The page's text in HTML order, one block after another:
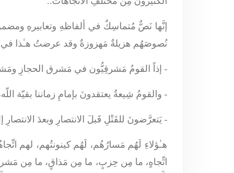
إنَّها نَصٌّ مُتماسِكٌ في ألفاظهِ وتعابيرهِ
نُصوصَهُم هزيلةٌ مَهزوزةٌ وقد عرضتُ هـٰذا في
- إذاً القومُ مَشرقِيُّون في مَشرق الحجازِ
- والقومُ شِيعةٌ يعتقدونَ بإمامِ زماننا بقيّة
- يَتعرَّضونَ للقَتْلِ قَبلَ الانتصارِ وبعدَ
هـٰؤلاءِ لَهُم مَسارُهُم، لَهُم كينونتُهم، لهم
اتِّجاهٍ، ما مِن حِزبٍ، ما مِن مَذاقٍ، ما مِن